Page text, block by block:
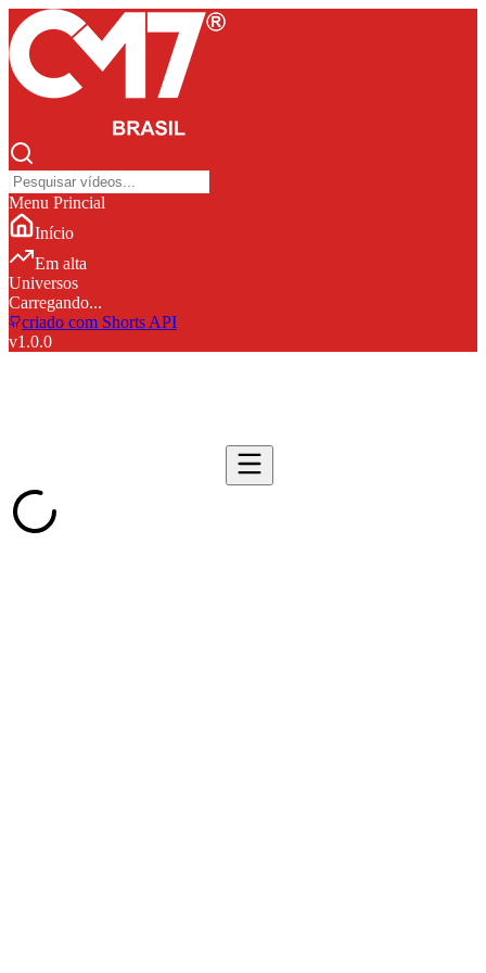
Menu Princial
Início
Em alta
Universos
Carregando...
criado com Shorts API
v1.0.0